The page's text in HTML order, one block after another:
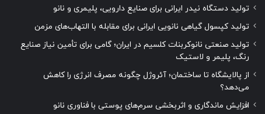
تولید دستگاه نیدر ایرانی برای صنایع دارویی، پلیمری و نانو
تولید کپسول گیاهی نانویی ایرانی برای مقابله با التهاب‌های مزمن
تولید صنعتی نانوکربنات کلسیم در ایران؛ گامی برای تأمین نیاز صنایع
رنگ، پلیمر و لاستیک
از پالایشگاه تا ساختمان؛ آئروژل چگونه مصرف انرژی را کاهش
می‌دهد؟
افزایش ماندگاری و اثربخشی سرم‌های پوستی با فناوری نانو